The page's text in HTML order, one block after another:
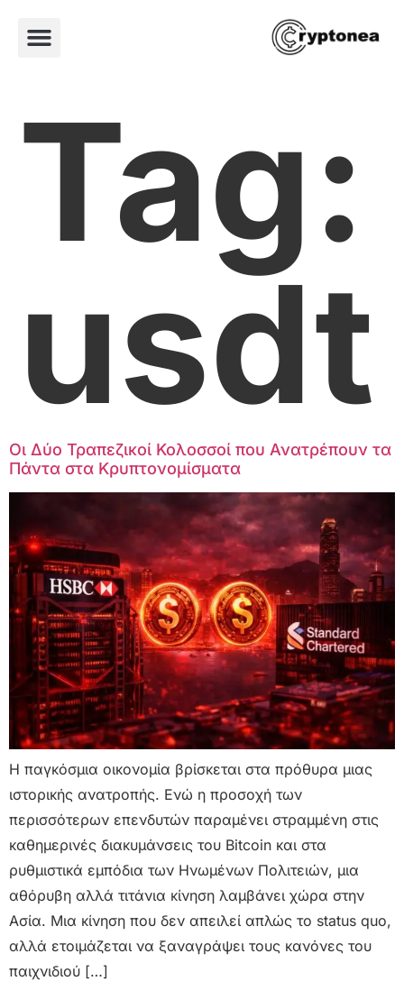
Tag:
usdt
Οι Δύο Τραπεζικοί Κολοσσοί που Ανατρέπουν τα
Πάντα στα Κρυπτονομίσματα
Η παγκόσμια οικονομία βρίσκεται στα πρόθυρα μιας
ιστορικής ανατροπής. Ενώ η προσοχή των
περισσότερων επενδυτών παραμένει στραμμένη στις
καθημερινές διακυμάνσεις του Bitcoin και στα
ρυθμιστικά εμπόδια των Ηνωμένων Πολιτειών, μια
αθόρυβη αλλά τιτάνια κίνηση λαμβάνει χώρα στην
Ασία. Μια κίνηση που δεν απειλεί απλώς το status quo,
αλλά ετοιμάζεται να ξαναγράψει τους κανόνες του
παιχνιδιού […]